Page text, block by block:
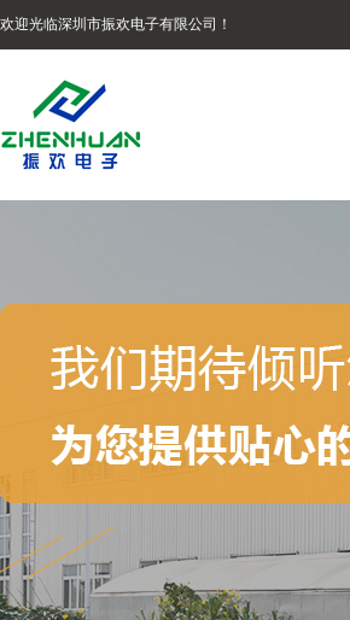
欢迎光临深圳市振欢电子有限公司！